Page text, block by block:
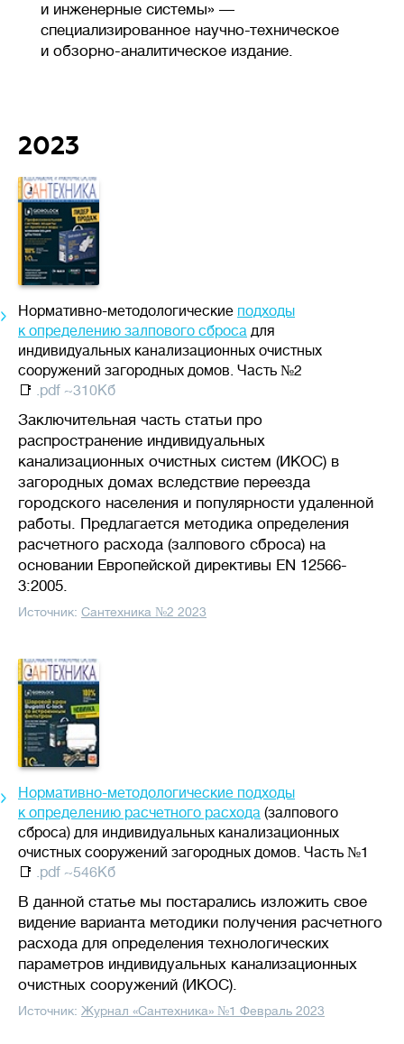
и инженерные системы» —
специализированное научно-техническое
и обзорно-аналитическое издание.
2023
Нормативно-методологические подходы
к определению залпового сброса для
индивидуальных канализационных очистных
сооружений загородных домов. Часть №2
📑 .pdf ~310Кб
Заключительная часть статьи про
распространение индивидуальных
канализационных очистных систем (ИКОС) в
загородных домах вследствие переезда
городского населения и популярности удаленной
работы. Предлагается методика определения
расчетного расхода (залпового сброса) на
основании Европейской директивы EN 12566-
3:2005.
Источник: Сантехника №2 2023
Нормативно-методологические подходы
к определению расчетного расхода (залпового
сброса) для индивидуальных канализационных
очистных сооружений загородных домов. Часть №1
📑 .pdf ~546Кб
В данной статье мы постарались изложить свое
видение варианта методики получения расчетного
расхода для определения технологических
параметров индивидуальных канализационных
очистных сооружений (ИКОС).
Источник: Журнал «Сантехника» №1 Февраль 2023
Септики с биофильтром и
станции глубокой
биологической очистки
💪 Производительностьл/сутки
Объем сточных вод, который
станция биологической очистки
(септик) способна переработать
за сутки без потери
эффективности.
Важно подбирать систему
с учетом реального
водопотребления: недостаток
к нарушению работы биофлоры
💳 Стоимость
отдо